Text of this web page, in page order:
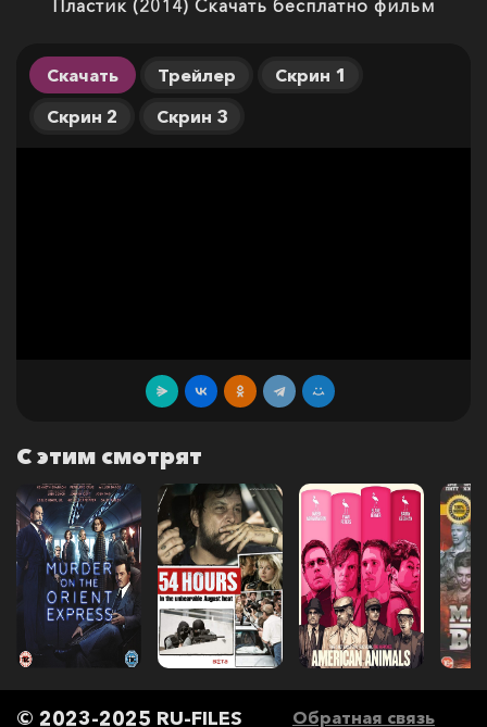
Пластик (2014) Скачать бесплатно фильм
Скачать Трейлер
Скрин 1
Скрин 2
Скрин 3
С этим смотрят
© 2023-2025 RU-FILES Обратная связь